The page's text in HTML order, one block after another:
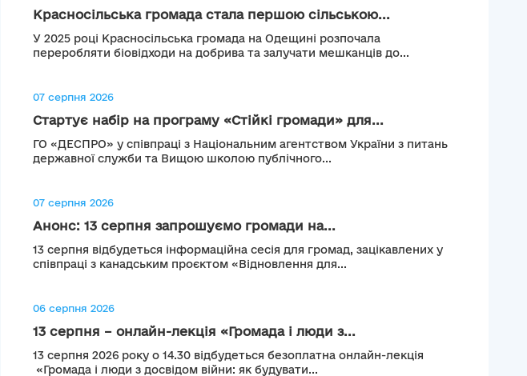
Красносільська громада стала першою сільською...
У 2025 році Красносільська громада на Одещині розпочала
переробляти біовідходи на добрива та залучати мешканців до...
07 серпня 2026
Стартує набір на програму «Стійкі громади» для...
ГО «ДЕСПРО» у співпраці з Національним агентством України з питань
державної служби та Вищою школою публічного...
07 серпня 2026
Анонс: 13 серпня запрошуємо громади на...
13 серпня відбудеться інформаційна сесія для громад, зацікавлених у
співпраці з канадським проєктом «Відновлення для...
06 серпня 2026
13 серпня – онлайн-лекція «Громада і люди з...
13 серпня 2026 року о 14.30 відбудеться безоплатна онлайн-лекція
«Громада і люди з досвідом війни: як будувати...